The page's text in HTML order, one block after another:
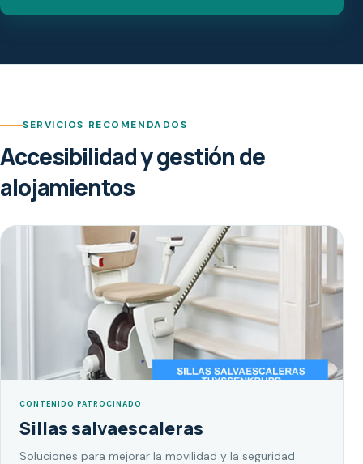
SERVICIOS RECOMENDADOS
Accesibilidad y gestión de
alojamientos
CONTENIDO PATROCINADO
Sillas salvaescaleras
Soluciones para mejorar la movilidad y la seguridad